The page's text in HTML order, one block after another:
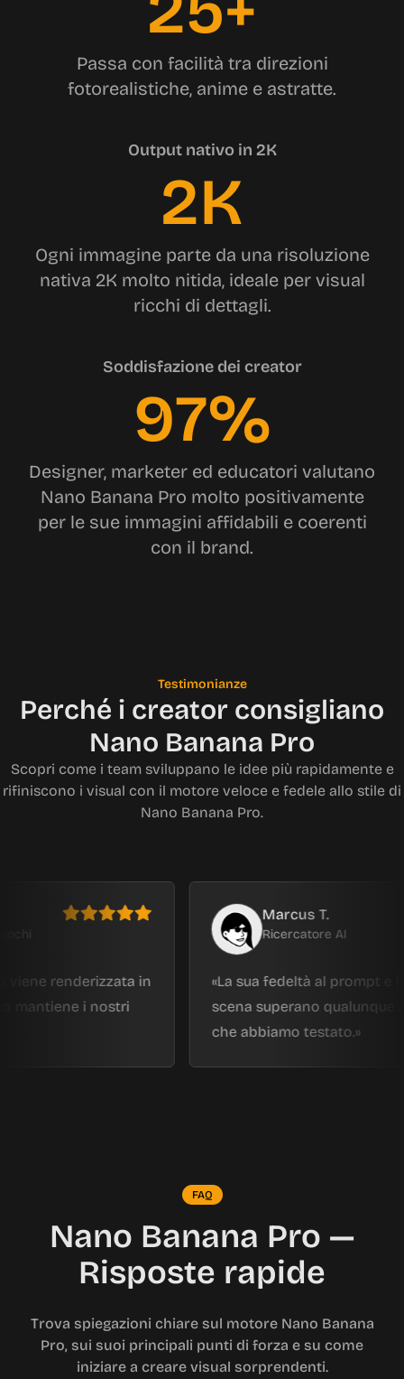
Passa con facilità tra direzioni
fotorealistiche, anime e astratte.
Output nativo in 2K
2K
Ogni immagine parte da una risoluzione
nativa 2K molto nitida, ideale per visual
ricchi di dettagli.
Soddisfazione dei creator
97%
Designer, marketer ed educatori valutano
Nano Banana Pro molto positivamente
per le sue immagini affidabili e coerenti
con il brand.
Testimonianze
Perché i creator consigliano
Nano Banana Pro
Scopri come i team sviluppano le idee più rapidamente e
rifiniscono i visual con il motore veloce e fedele allo stile di
Nano Banana Pro.
renderizzata in
i nostri
Marcus T.
Ricercatore AI
La sua fedeltà al prompt e la
scena superano qualunque altro
che abbiamo testato.
FAQ
Nano Banana Pro —
Risposte rapide
Trova spiegazioni chiare sul motore Nano Banana
Pro, sui suoi principali punti di forza e su come
iniziare a creare visual sorprendenti.